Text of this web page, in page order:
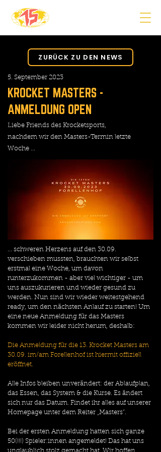
ZURÜCK ZU DEN NEWS
5. September 2023
KROCKET MASTERS -
ANMELDUNG OPEN
Liebe Friends des Krocketsports,
nachdem wir den Masters-Termin letzte
Woche ...
... schweren Herzens auf den 30.09.
verschieben mussten, brauchten wir selbst
erstmal eine Woche, um davon
runterzukommen - aber viel wichtiger - um
uns auszukurieren und wieder gesund zu
werden. Nun sind wir wieder weitestgehend
ready, um den nächsten Anlauf zu starten! Um
eine neue Anmeldung für das Masters
kommen wir leider nicht herum, deshalb:
Die Anmeldung für die 13. Krocket Masters am
30.09. im/am Forellenhof ist hiermit offiziell
eröffnet.
Alle Infos bleiben unverändert: der Ablaufplan,
das Essen, das System & die Kurse. Es ändert
sich nur das Datum. Findet ihr alles auf unserer
Homepage unter dem Reiter „Masters“.
Bei der ersten Anmeldung hatten sich ganze
50(!!!) Spieler:innen angemeldet! Das hat uns